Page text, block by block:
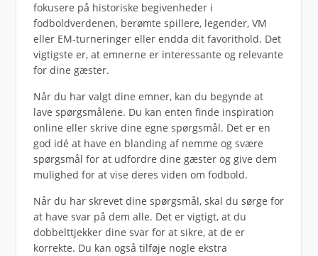
fokusere på historiske begivenheder i
fodboldverdenen, berømte spillere, legender, VM
eller EM-turneringer eller endda dit favorithold. Det
vigtigste er, at emnerne er interessante og relevante
for dine gæster.
Når du har valgt dine emner, kan du begynde at
lave spørgsmålene. Du kan enten finde inspiration
online eller skrive dine egne spørgsmål. Det er en
god idé at have en blanding af nemme og svære
spørgsmål for at udfordre dine gæster og give dem
mulighed for at vise deres viden om fodbold.
Når du har skrevet dine spørgsmål, skal du sørge for
at have svar på dem alle. Det er vigtigt, at du
dobbelttjekker dine svar for at sikre, at de er
korrekte. Du kan også tilføje nogle ekstra